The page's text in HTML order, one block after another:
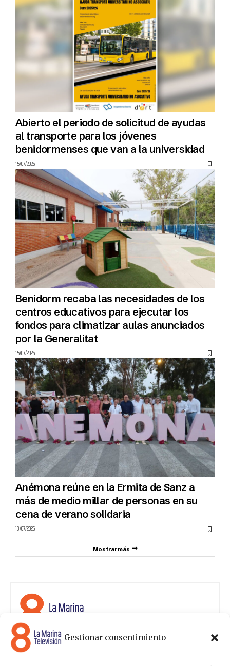
Gestionar consentimiento
Abierto el periodo de solicitud de ayudas
al transporte para los jóvenes
benidormenses que van a la universidad
15/07/2026
Benidorm recaba las necesidades de los
centros educativos para ejecutar los
fondos para climatizar aulas anunciados
por la Generalitat
15/07/2026
Anémona reúne en la Ermita de Sanz a
más de medio millar de personas en su
cena de verano solidaria
13/07/2026
Mostrar más
8 La Marina Televisión cuenta con una amplia gama de
programas para satisfacer las necesidades y gustos de